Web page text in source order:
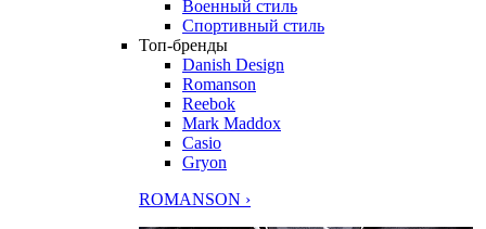
Военный стиль
Спортивный стиль
Топ-бренды
Danish Design
Romanson
Reebok
Mark Maddox
Casio
Gryon
ROMANSON ›